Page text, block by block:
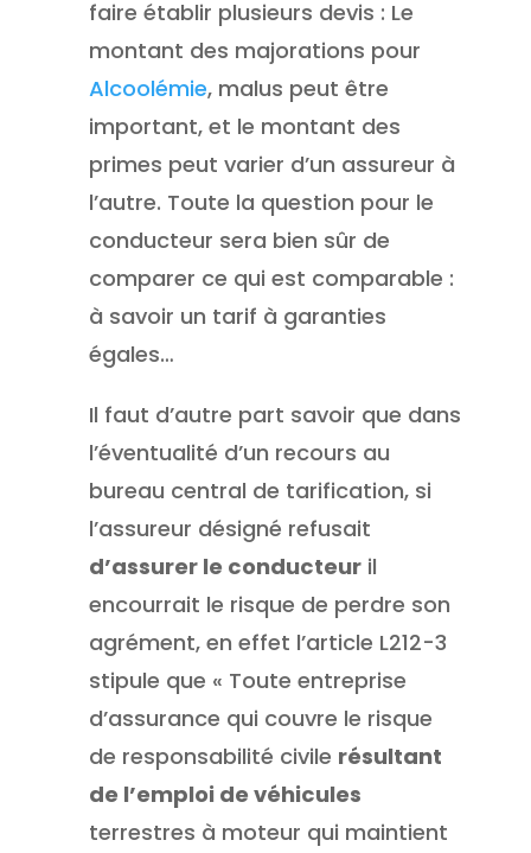
faire établir plusieurs devis : Le
montant des majorations pour
Alcoolémie, malus peut être
important, et le montant des
primes peut varier d’un assureur à
l’autre. Toute la question pour le
conducteur sera bien sûr de
comparer ce qui est comparable :
à savoir un tarif à garanties
égales…
Il faut d’autre part savoir que dans
l’éventualité d’un recours au
bureau central de tarification, si
l’assureur désigné refusait
d’assurer le conducteuril
encourrait le risque de perdre son
agrément, en effet l’article L212-3
stipule que « Toute entreprise
d’assurance qui couvre le risque
de responsabilité civile résultant
de l’emploi de véhicules
terrestres à moteur qui maintient